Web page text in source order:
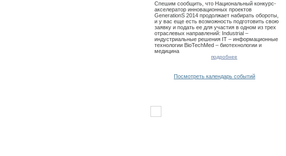
Спешим сообщить, что Национальный конкурс-
акселератор инновационных проектов
GenerationS 2014 продолжает набирать обороты,
и у вас еще есть возможность подготовить свою
заявку и подать ее для участия в одном из трех
отраслевых направлений: Industrial –
индустриальные решения IT – информационные
технологии BioTechMed – биотехнологии и
медицина
подробнее
Посмотреть календарь событий